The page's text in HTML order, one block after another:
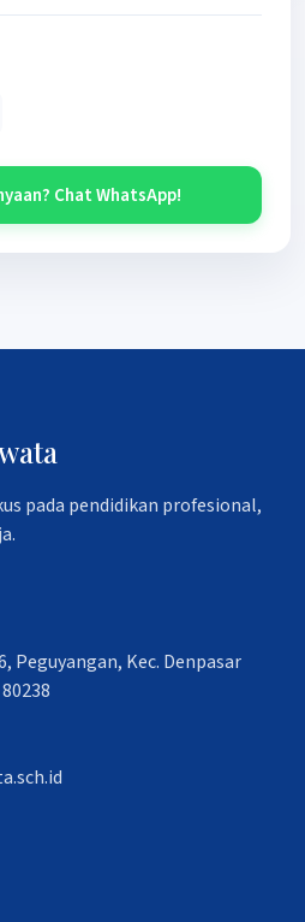
Chat WhatsApp!
pada pendidikan profesional,
Peguyangan, Kec. Denpasar